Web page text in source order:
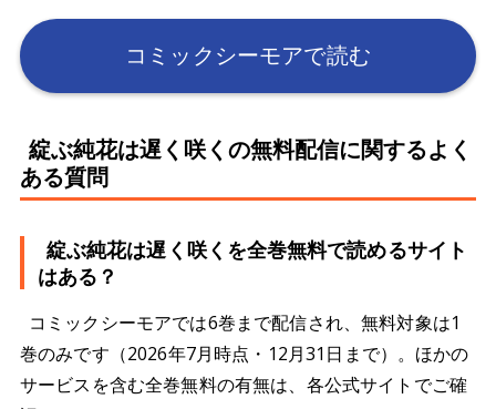
コミックシーモアで読む
綻ぶ純花は遅く咲くの無料配信に関するよく
ある質問
綻ぶ純花は遅く咲くを全巻無料で読めるサイト
はある？
コミックシーモアでは6巻まで配信され、無料対象は1
巻のみです（2026年7月時点・12月31日まで）。ほかの
サービスを含む全巻無料の有無は、各公式サイトでご確